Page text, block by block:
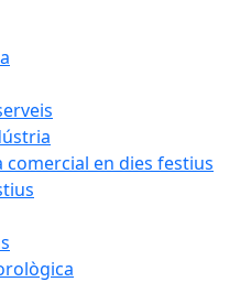
en dies festius